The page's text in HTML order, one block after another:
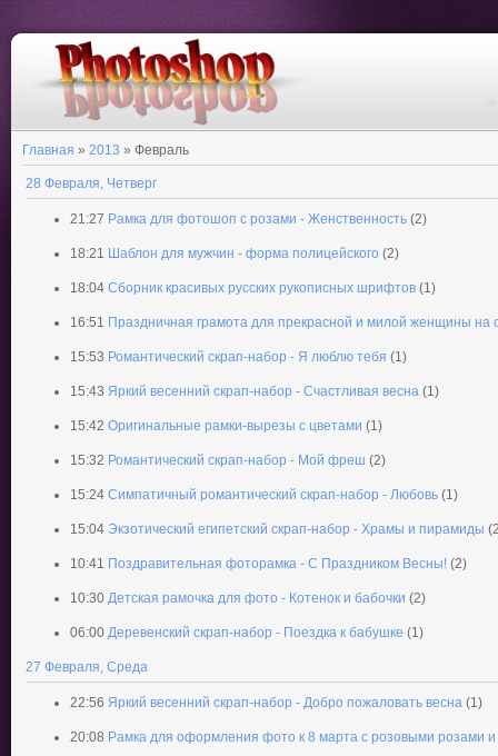
Главная » 2013 » Февраль
28 Февраля, Четверг
21:27 Рамка для фотошоп с розами - Женственность (2)
18:21 Шаблон для мужчин - форма полицейского (2)
18:04 Сборник красивых русских рукописных шрифтов (1)
16:51 Праздничная грамота для прекрасной и милой женщины на
15:53 Романтический скрап-набор - Я люблю тебя (1)
15:43 Яркий весенний скрап-набор - Счастливая весна (1)
15:42 Оригинальные рамки-вырезы с цветами (1)
15:32 Романтический скрап-набор - Мой фреш (2)
15:24 Симпатичный романтический скрап-набор - Любовь (1)
15:04 Экзотический египетский скрап-набор - Храмы и пирамиды
10:41 Поздравительная фоторамка - С Праздником Весны! (2)
10:30 Детская рамочка для фото - Котенок и бабочки (2)
06:00 Деревенский скрап-набор - Поездка к бабушке (1)
27 Февраля, Среда
22:56 Яркий весенний скрап-набор - Добро пожаловать весна (1)
20:08 Рамка для оформления фото к 8 марта с розовыми розами